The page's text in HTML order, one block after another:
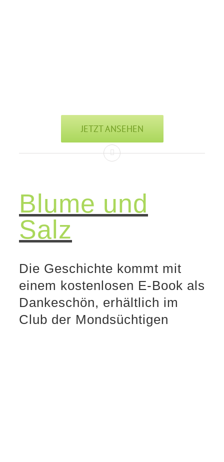
JETZT ANSEHEN
Blume und
Salz
Die Geschichte kommt mit
einem kostenlosen E-Book als
Dankeschön, erhältlich im
Club der Mondsüchtigen